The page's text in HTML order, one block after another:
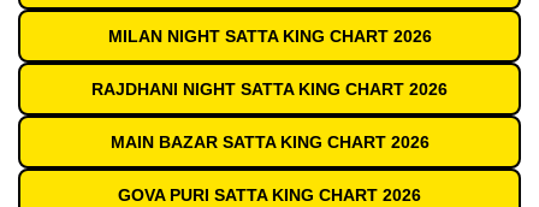
MILAN NIGHT SATTA KING CHART 2026
RAJDHANI NIGHT SATTA KING CHART 2026
MAIN BAZAR SATTA KING CHART 2026
GOVA PURI SATTA KING CHART 2026